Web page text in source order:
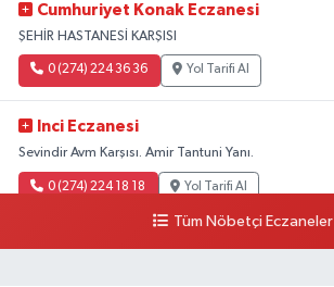
Cumhuriyet Konak Eczanesi
ŞEHİR HASTANESİ KARŞISI
0 (274) 224 36 36 Yol Tarifi Al
Inci Eczanesi
Sevindir Avm Karşısı. Amir Tantuni Yanı.
0 (274) 224 18 18 Yol Tarifi Al
Tüm Nöbetçi Eczaneler